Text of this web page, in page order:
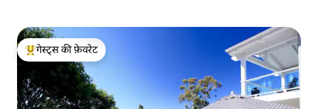
गेस्ट्स का टॉप फ़ेवरेट
गेस्ट्स की फ़ेवरेट